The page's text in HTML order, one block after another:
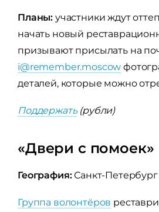
Планы: участники ждут
начать новый
призывают присылать на
i@remember.moscow
деталей, которые можно
Поддержать(рубли)
«Двери с помоек»
География:Санкт-Петербург
Группа волонтёров